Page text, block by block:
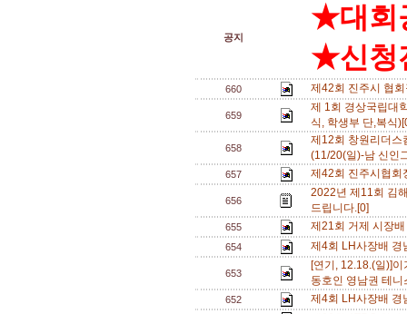
공지
★대회
★신청
660 제42회 진주시 협
659
제 1회 경상국립대
식, 학생부 단,복식
658
제12회 창원리더스
(11/20(일)-남 신인
657 제42회 진주시협
656
2022년 제11회 김
드립니다.[0]
655 제21회 거제 시장
654 제4회 LH사장배
653
[연기, 12.18.(일)]
동호인 영남권 테
652 제4회 LH사장배